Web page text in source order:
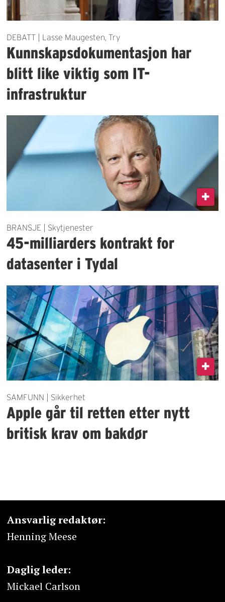
DEBATT | Lasse Maugesten, Try
Kunnskapsdokumentasjon har
blitt like viktig som IT-
infrastruktur
BRANSJE | Skytjenester
45-milliarders kontrakt for
datasenter i Tydal
SAMFUNN | Sikkerhet
Apple går til retten etter nytt
britisk krav om bakdør
Ansvarlig redaktør:
Henning Meese
Daglig leder:
Mickael Carlson